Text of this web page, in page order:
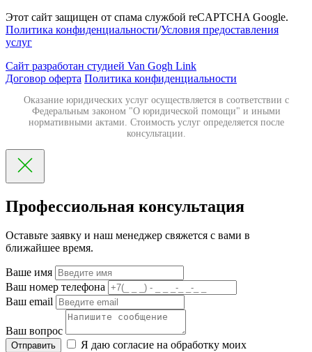
Этот сайт защищен от спама службой reCAPTCHA Google.
Политика конфиденциальности/Условия предоставления
услуг
Сайт разработан студией Van Gogh Link
Договор оферта Политика конфиденциальности
Оказание юридических услуг осуществляется в соответствии с
Федеральным законом "О юридической помощи" и иными
нормативными актами. Стоимость услуг определяется после
консультации.
Профессиольная консультация
Оставьте заявку и наш менеджер свяжется с вами в
ближайшее время.
Ваше имя
Ваш номер телефона
Ваш email
Ваш вопрос
Отправить
Я даю согласие на обработку моих